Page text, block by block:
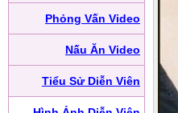
Phỏng Vấn Video
Nấu Ăn Video
Tiểu Sử Diễn Viên